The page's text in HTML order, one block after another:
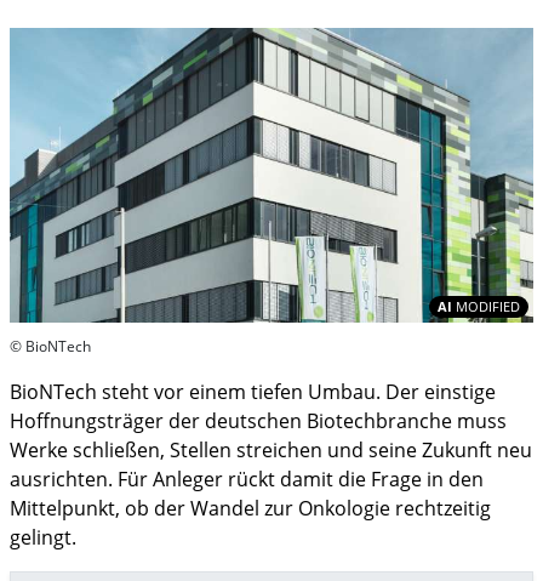
AI MODIFIED
© BioNTech
BioNTech steht vor einem tiefen Umbau. Der einstige
Hoffnungsträger der deutschen Biotechbranche muss
Werke schließen, Stellen streichen und seine Zukunft neu
ausrichten. Für Anleger rückt damit die Frage in den
Mittelpunkt, ob der Wandel zur Onkologie rechtzeitig
gelingt.